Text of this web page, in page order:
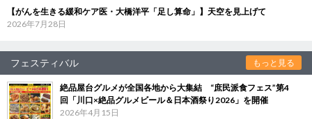
【がんを生きる緩和ケア医・大橋洋平「足し算命」】天空を見上げて
2026年7月28日
フェスティバル もっと見る
絶品屋台グルメが全国各地から大集結 “庶民派食フェス”第4
回「川口×絶品グルメビール＆日本酒祭り2026」を開催
2026年4月15日